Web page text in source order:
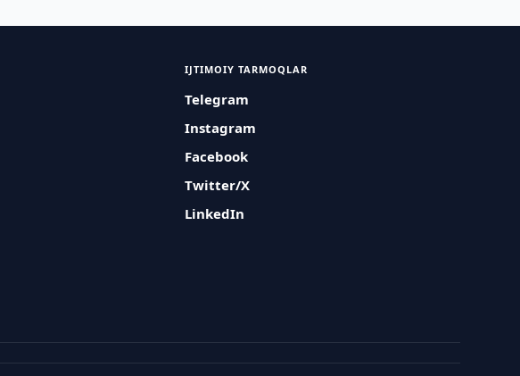
IJTIMOIY TARMOQLAR
Telegram
Instagram
Facebook
Twitter/X
LinkedIn